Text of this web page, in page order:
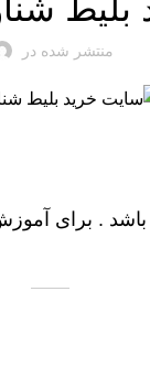
بلیط
منتشر شده در
. برای آموزش